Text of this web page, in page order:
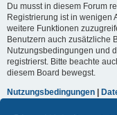
Du musst in diesem Forum
Registrierung ist in wenigen
weitere Funktionen
Benutzern auch zusätzliche
Nutzungsbedingungen und
registrierst. Bitte beachte
diesem Board bewegst.
Nutzungsbedingungen |